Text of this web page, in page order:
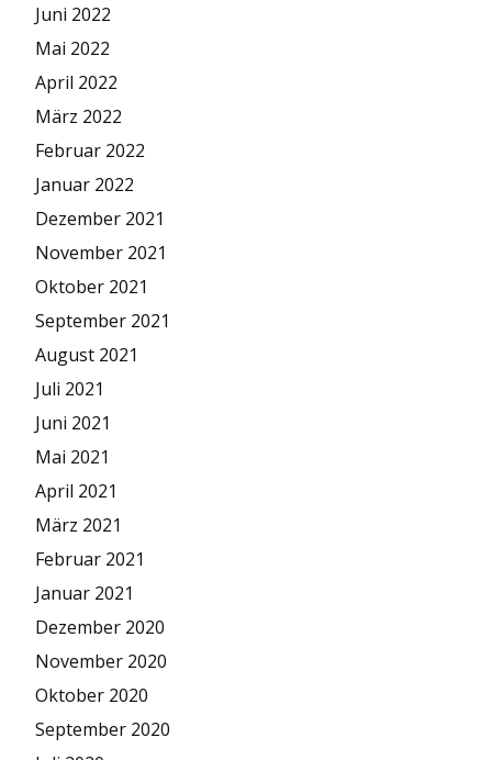
Juni 2022
Mai 2022
April 2022
März 2022
Februar 2022
Januar 2022
Dezember 2021
November 2021
Oktober 2021
September 2021
August 2021
Juli 2021
Juni 2021
Mai 2021
April 2021
März 2021
Februar 2021
Januar 2021
Dezember 2020
November 2020
Oktober 2020
September 2020